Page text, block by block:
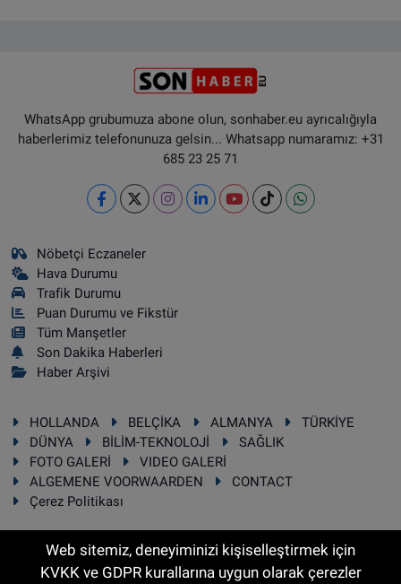
WhatsApp grubumuza abone olun, sonhaber.eu ayrıcalığıyla
haberlerimiz telefonunuza gelsin... Whatsapp numaramız: +31
685 23 25 71
Nöbetçi Eczaneler
Hava Durumu
Trafik Durumu
Puan Durumu ve Fikstür
Tüm Manşetler
Son Dakika Haberleri
Haber Arşivi
HOLLANDA BELÇİKA ALMANYA
TÜRKİYE
DÜNYA
BİLİM-TEKNOLOJİ
SAĞLIK
FOTO GALERİ
VIDEO GALERİ
ALGEMENE VOORWAARDEN
CONTACT
Çerez Politikası
Web sitemiz, deneyiminizi kişiselleştirmek için
KVKK ve GDPR kurallarına uygun olarak çerezler